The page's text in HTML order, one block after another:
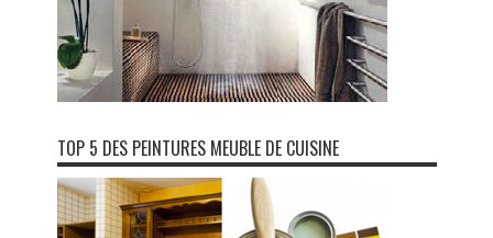
TOP 5 DES PEINTURES MEUBLE DE CUISINE